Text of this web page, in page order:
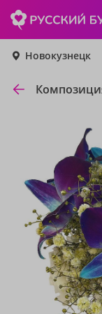
Новокузнецк